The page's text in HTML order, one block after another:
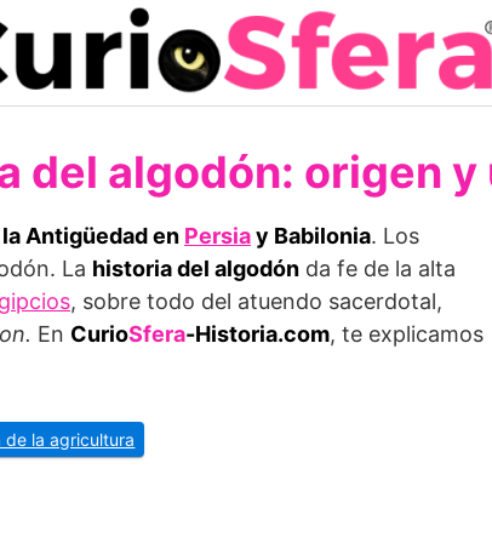
del algodón: origen y
Antigüedad en Persiay Babilonia. Los
La historia del algodón da fe de la alta
, sobre todo del atuendo sacerdotal,
En CurioSfera-Historia.com, te explicamos
de la agricultura